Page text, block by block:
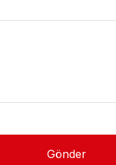
Gönder